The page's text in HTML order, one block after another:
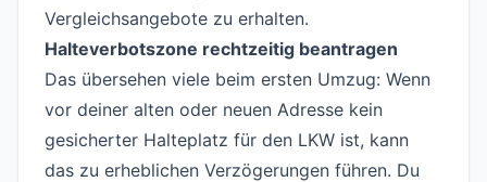
Vergleichsangebote zu erhalten.
Halteverbotszone rechtzeitig beantragen
Das übersehen viele beim ersten Umzug: Wenn
vor deiner alten oder neuen Adresse kein
gesicherter Halteplatz für den LKW ist, kann
das zu erheblichen Verzögerungen führen. Du